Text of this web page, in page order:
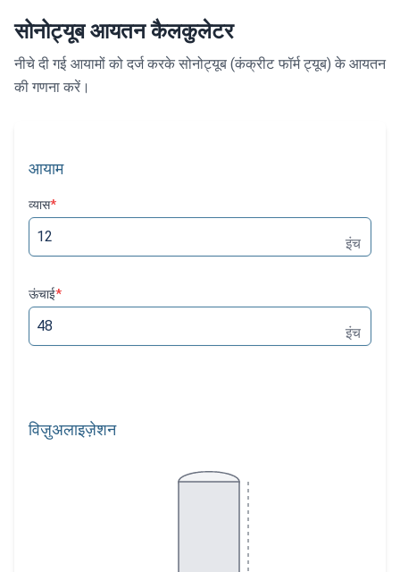
सोनोट्यूब आयतन कैलकुलेटर
नीचे दी गई आयामों को दर्ज करके सोनोट्यूब (कंक्रीट फॉर्म ट्यूब) के आयतन
की गणना करें।
आयाम
व्यास*
इंच
ऊंचाई*
इंच
विज़ुअलाइज़ेशन